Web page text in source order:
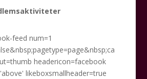
feed num=1
headericon=facebook
likeboxsmallheader=true